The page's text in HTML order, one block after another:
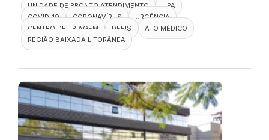
UNIDADE DE PRONTO ATENDIMENTO
UPA
COVID-19
CORONAVÍRUS
URGÊNCIA
CENTRO DE TRIAGEM
DEFIS
ATO MÉDICO
REGIÃO BAIXADA LITORÂNEA